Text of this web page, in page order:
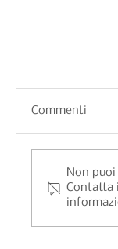
Napoli
Commenti
Non
Contatta